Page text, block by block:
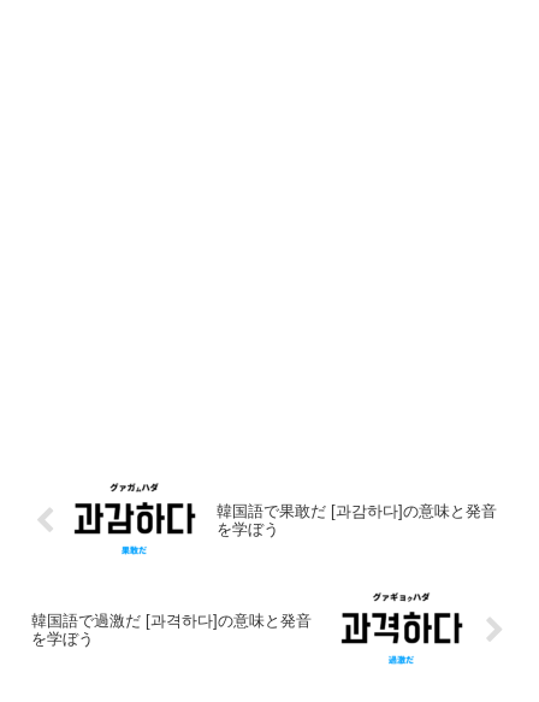
韓国語で果敢だ [과감하다]の意味と発音
を学ぼう
韓国語で過激だ [과격하다]の意味と発音
を学ぼう